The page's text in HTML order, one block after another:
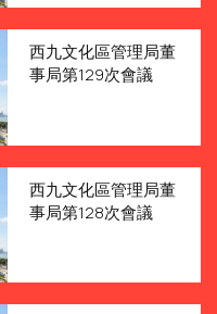
西九文化區管理局董
事局第129次會議
西九文化區管理局董
事局第128次會議